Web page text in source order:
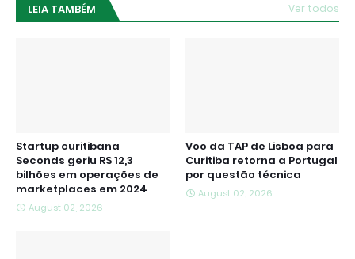
LEIA TAMBÉM Ver todos
Startup curitibana
Seconds geriu R$ 12,3
bilhões em operações de
marketplaces em 2024
August 02, 2026
Voo da TAP de Lisboa para
Curitiba retorna a Portugal
por questão técnica
August 02, 2026